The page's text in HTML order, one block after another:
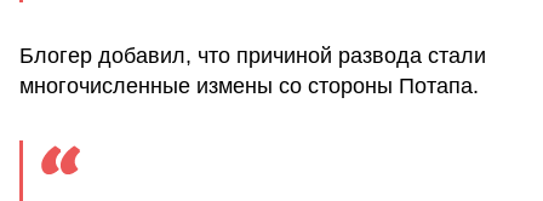
Блогер добавил, что причиной развода стали
многочисленные измены со стороны Потапа.